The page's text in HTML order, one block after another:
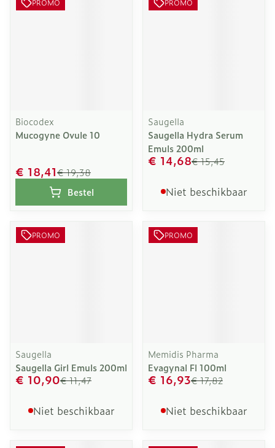
PROMO
Biocodex
Mucogyne Ovule 10
€ 19,38
€ 18,41
Bestel
PROMO
Saugella
Saugella Hydra Serum
Emuls 200ml
€ 15,45
€ 14,68
Niet beschikbaar
PROMO
Saugella
Saugella Girl Emuls 200ml
€ 11,47
€ 10,90
Niet beschikbaar
PROMO
Memidis Pharma
Evagynal Fl 100ml
€ 17,82
€ 16,93
Niet beschikbaar